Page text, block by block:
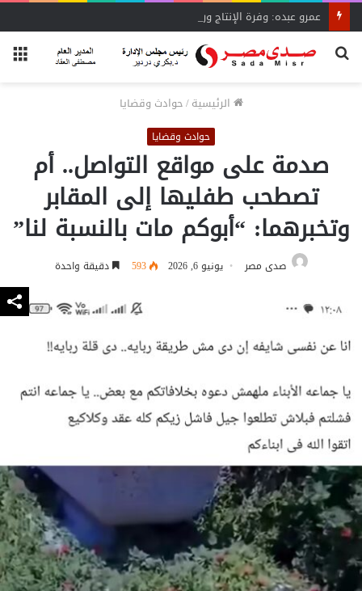
عمرو عبده: وفرة الإنتاج وراء تراجع أسعار الدواجن..
بحث
الرئيسية/حوادث وقضايا
حوادث وقضايا
صدمة على مواقع التواصل.. أم
تصطحب طفليها إلى المقابر
وتخبرهما: “أبوكم مات بالنسبة لنا”
صدى مصر يونيو 6, 2026 593 دقيقة واحدة